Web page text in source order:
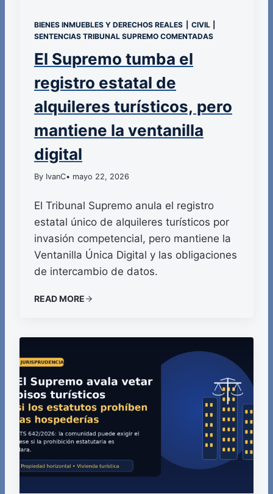
BIENES INMUEBLES Y DERECHOS REALES CIVIL
SENTENCIAS TRIBUNAL SUPREMO COMENTADAS
El Supremo tumba el
registro estatal de
alquileres turísticos, pero
mantiene la ventanilla
digital
By IvanC• mayo 22, 2026
El Tribunal Supremo anula el registro
estatal único de alquileres turísticos por
invasión competencial, pero mantiene la
Ventanilla Única Digital y las obligaciones
de intercambio de datos.
READ MORE